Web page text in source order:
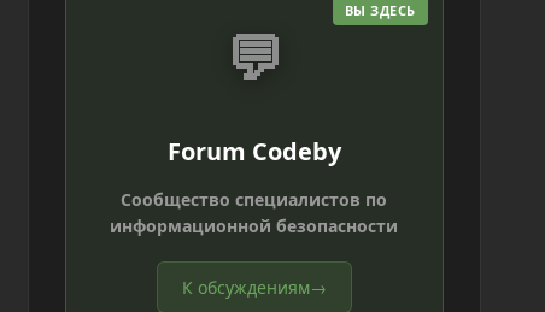
ВЫ ЗДЕСЬ
💬
Forum Codeby
Сообщество специалистов по
информационной безопасности
К обсуждениям→